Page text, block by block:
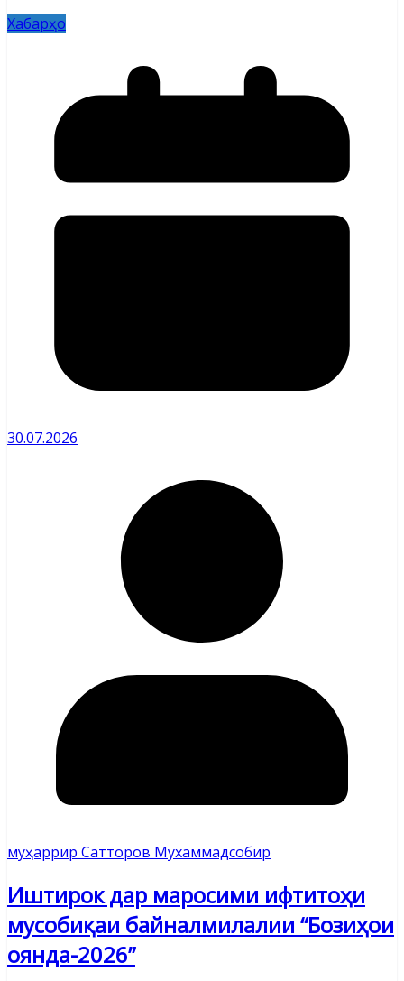
Хабарҳо
30.07.2026
муҳаррир Сатторов Мухаммадсобир
Иштирок дар маросими ифтитоҳи
мусобиқаи байналмилалии “Бозиҳои
оянда-2026”